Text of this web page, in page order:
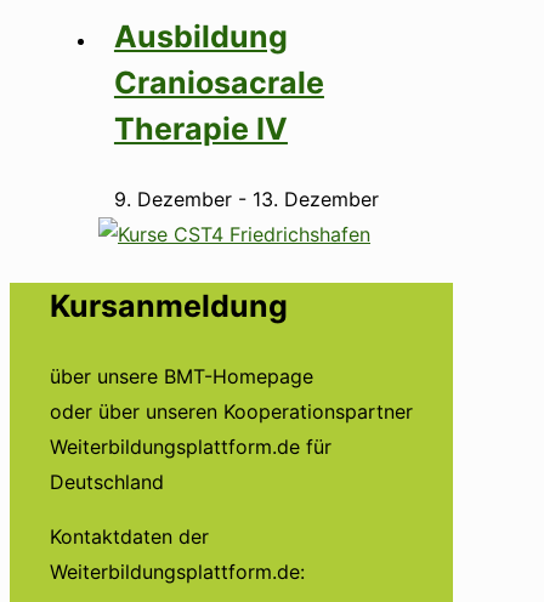
Ausbildung
Craniosacrale
Therapie IV
9. Dezember- 13. Dezember
Kursanmeldung
über unsere BMT-Homepage
oder über unseren Kooperationspartner
Weiterbildungsplattform.de für
Deutschland
Kontaktdaten der
Weiterbildungsplattform.de: